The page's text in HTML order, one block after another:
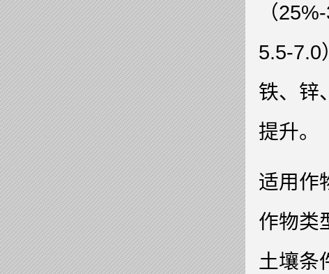
（
5.5-7.0
铁、锌
提升。
适用作
作物类
土壤条